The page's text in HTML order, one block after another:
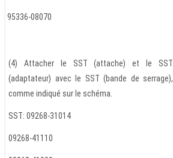
95336-08070
(4) Attacher le SST (attache) et le SST
(adaptateur) avec le SST (bande de serrage),
comme indiqué sur le schéma.
SST: 09268-31014
09268-41110